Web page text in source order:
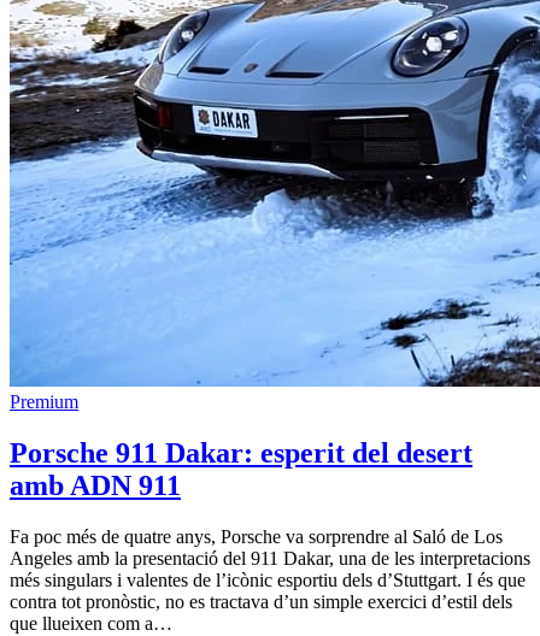
Premium
Porsche 911 Dakar: esperit del desert
amb ADN 911
Fa poc més de quatre anys, Porsche va sorprendre al Saló de Los
Angeles amb la presentació del 911 Dakar, una de les interpretacions
més singulars i valentes de l’icònic esportiu dels d’Stuttgart. I és que
contra tot pronòstic, no es tractava d’un simple exercici d’estil dels
que llueixen com a…